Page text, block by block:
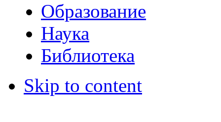
Образование
Наука
Библиотека
Skip to content